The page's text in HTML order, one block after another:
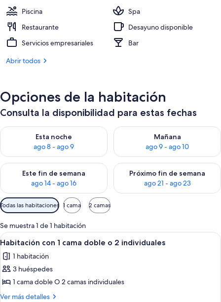
Habitación con 1 cama doble o 2
Piscina
Spa
Restaurante
Desayuno disponible
Servicios empresariales
Bar
Abrir todos
Opciones de la habitación
Consulta la disponibilidad para estas fechas
Esta noche
ago 8 - ago 9
Consulta la disponibilidad para esta noche, ago 8 - ago 9
Mañana
ago 9 - ago 10
Consulta la disponibilidad
Este fin de semana
ago 14 - ago 16
Consulta la disponibilidad para este fin de semana, ago 14 -
Próximo fin de semana
ago 21 - ago 23
Consulta la disponibilidad
Filtros
disponibles
para
las
habitaciones
Todas las habitaciones 1 cama 2 camas
Se muestra 1 de 1 habitación
Abrir
todas
las
fotos
de
Habitación
Habitación con 1 cama doble o 2
11
Habitación con 1 cama doble o 2 individuales
1 habitación
3 huéspedes
1 cama doble O 2 camas individuales
Ver más detalles
Más